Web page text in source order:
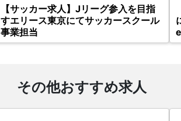
【サッカー求人】Jリーグ参入を目指
すエリース東京にてサッカースクール
事業担当
その他おすすめ求人